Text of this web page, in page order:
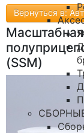
Вернуться в:
(SSM)